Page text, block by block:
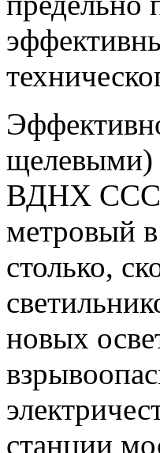
щелевыми)
ВДНХ СССР
метровый в
столько,
новых
станции